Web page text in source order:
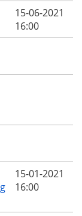
15-06-2021
16:00
15-01-2021
16:00